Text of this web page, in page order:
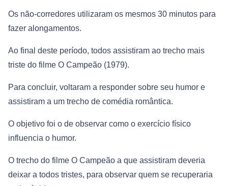
Os não-corredores utilizaram os mesmos 30 minutos para
fazer alongamentos.
Ao final deste período, todos assistiram ao trecho mais
triste do filme O Campeão (1979).
Para concluir, voltaram a responder sobre seu humor e
assistiram a um trecho de comédia romântica.
O objetivo foi o de observar como o exercício físico
influencia o humor.
O trecho do filme O Campeão a que assistiram deveria
deixar a todos tristes, para observar quem se recuperaria